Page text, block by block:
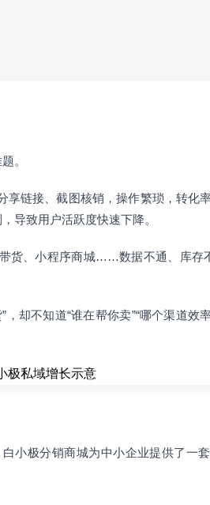
。
享链接、截图核销，操作繁琐，转化
导致用户活跃度快速下降。
货、小程序商城……数据不通、库存
却不知道“谁在帮你卖”“哪个渠道效
小极分销商城为中小企业提供了一